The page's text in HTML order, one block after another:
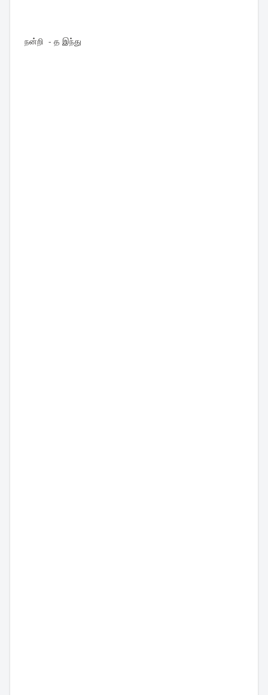
நன்றி - த இந்து